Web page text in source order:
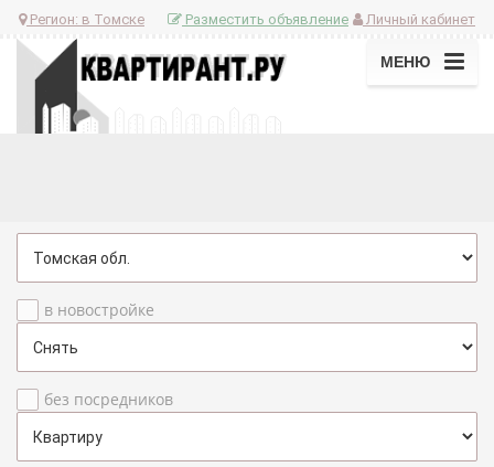
Регион: в Томске Личный кабинет
Разместить объявление
МЕНЮ
в новостройке
без посредников